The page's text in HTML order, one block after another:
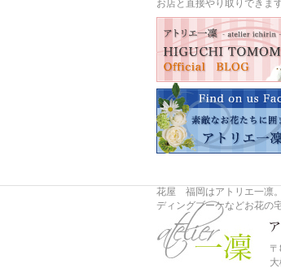
お店と直接やり取りできま
花屋 福岡はアトリエ一凛
ディングブーケなどお花の